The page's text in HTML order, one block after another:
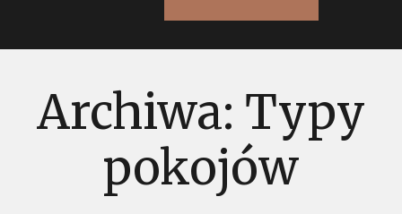
Archiwa: Typy
pokojów